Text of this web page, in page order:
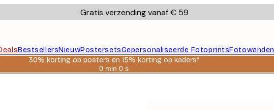
Gratis verzending vanaf € 59
BestsellersNieuwPostersetsGepersonaliseerde FotoprintsFotowanden
30% korting op posters en 15% korting op kaders*
0 min 0 s
Geldig